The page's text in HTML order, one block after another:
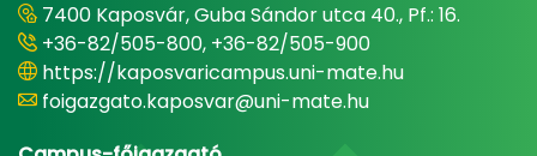
7400 Kaposvár, Guba Sándor utca 40., Pf.: 16.
+36-82/505-800, +36-82/505-900
https://kaposvaricampus.uni-mate.hu
foigazgato.kaposvar@uni-mate.hu